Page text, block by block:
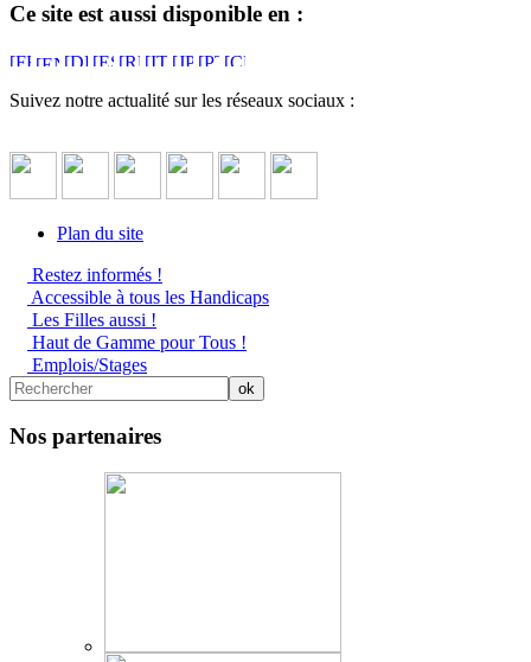
Ce site est aussi disponible en :
Suivez notre actualité sur les réseaux sociaux :
Plan du site
Restez informés !
Accessible à tous les Handicaps
Les Filles aussi !
Haut de Gamme pour Tous !
Emplois/Stages
Nos partenaires